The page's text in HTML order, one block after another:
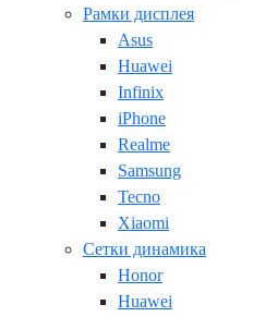
Рамки дисплея
Asus
Huawei
Infinix
iPhone
Realme
Samsung
Tecno
Xiaomi
Сетки динамика
Honor
Huawei